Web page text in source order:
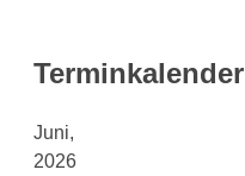
Terminkalender
Juni,
2026